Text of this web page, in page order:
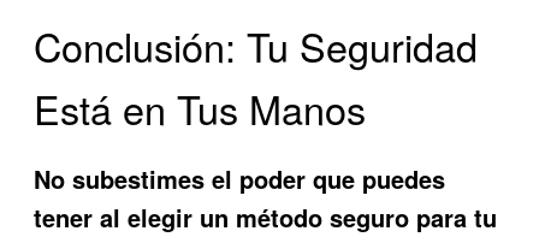
Conclusión: Tu Seguridad
Está en Tus Manos
No subestimes el poder que puedes
tener al elegir un método seguro para tu